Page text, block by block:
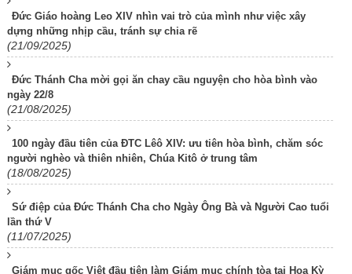
Đức Giáo hoàng Leo XIV nhìn vai trò của mình như việc xây
dựng những nhịp cầu, tránh sự chia rẽ
(21/09/2025)
Đức Thánh Cha mời gọi ăn chay cầu nguyện cho hòa bình vào
ngày 22/8
(21/08/2025)
100 ngày đầu tiên của ĐTC Lêô XIV: ưu tiên hòa bình, chăm sóc
người nghèo và thiên nhiên, Chúa Kitô ở trung tâm
(18/08/2025)
Sứ điệp của Đức Thánh Cha cho Ngày Ông Bà và Người Cao tuổi
lần thứ V
(11/07/2025)
Giám mục gốc Việt đầu tiên làm Giám mục chính tòa tại Hoa Kỳ